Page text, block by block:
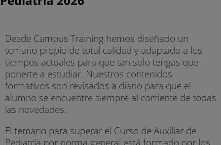
Desde Campus Training hemos diseñado un
temario propio de total calidad y adaptado a los
tiempos actuales para que tan solo tengas que
ponerte a estudiar. Nuestros contenidos
formativos son revisados a diario para que el
alumno se encuentre siempre al corriente de todas
las novedades.
El temario para superar el Curso de Auxiliar de
Pediatría por norma general está formado por los